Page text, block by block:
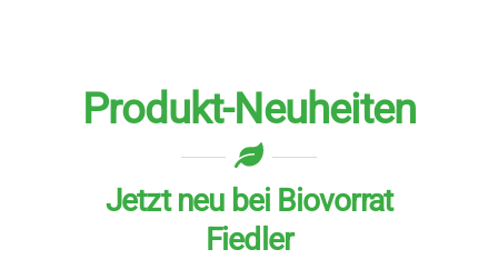
Produkt-Neuheiten
Jetzt neu bei Biovorrat
Fiedler